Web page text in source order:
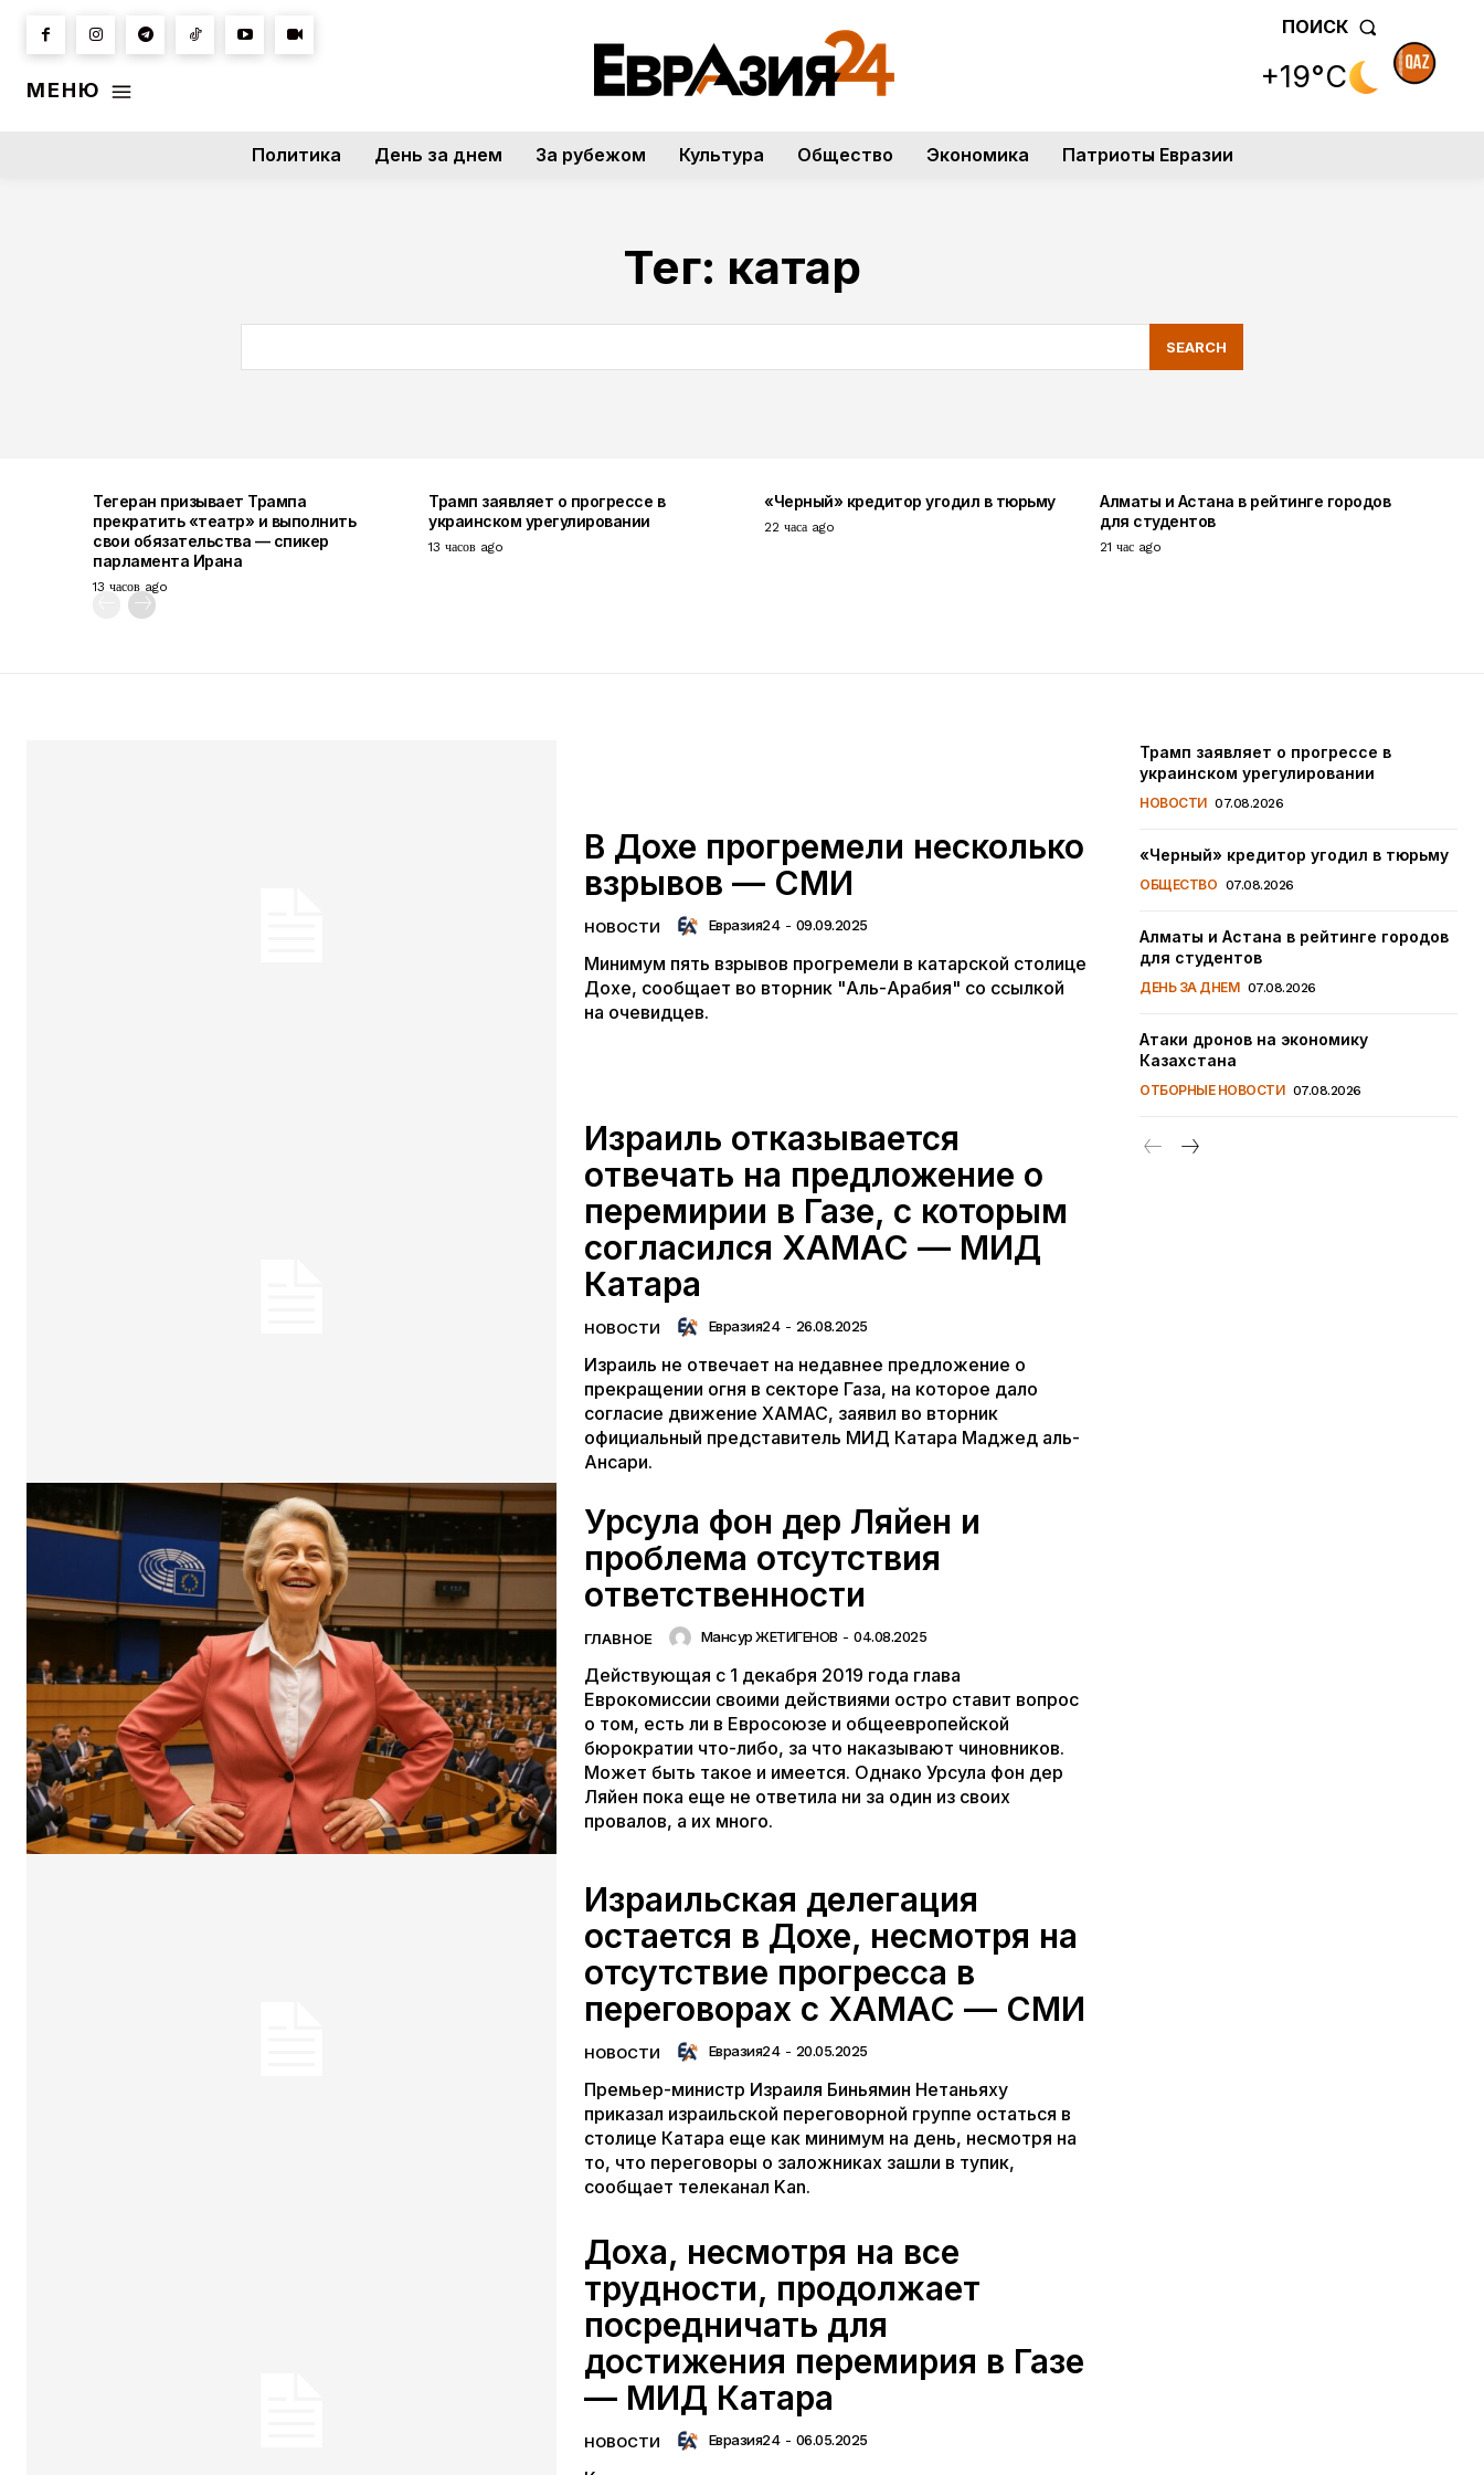
МЕНЮ
ПОИСК
+19°C
Политика День за днем За рубежом Культура Общество Экономика Патриоты Евразии
Тег: катар
SEARCH
Тегеран призывает Трампа
прекратить «театр» и выполнить
свои обязательства — спикер
парламента Ирана
13 часов ago
Трамп заявляет о прогрессе в
украинском урегулировании
13 часов ago
«Черный» кредитор угодил в тюрьму
22 часа ago
Алматы и Астана в рейтинге городов
для студентов
21 час ago
В Дохе прогремели несколько
взрывов — СМИ
НОВОСТИ Евразия24 - 09.09.2025
Минимум пять взрывов прогремели в катарской столице
Дохе, сообщает во вторник "Аль-Арабия" со ссылкой
на очевидцев.
Израиль отказывается
отвечать на предложение о
перемирии в Газе, с которым
согласился ХАМАС — МИД
Катара
НОВОСТИ Евразия24 - 26.08.2025
Израиль не отвечает на недавнее предложение о
прекращении огня в секторе Газа, на которое дало
согласие движение ХАМАС, заявил во вторник
официальный представитель МИД Катара Маджед аль-
Ансари.
Урсула фон дер Ляйен и
проблема отсутствия
ответственности
ГЛАВНОЕ Мансур ЖЕТИГЕНОВ - 04.08.2025
Действующая с 1 декабря 2019 года глава
Еврокомиссии своими действиями остро ставит вопрос
о том, есть ли в Евросоюзе и общеевропейской
бюрократии что-либо, за что наказывают чиновников.
Может быть такое и имеется. Однако Урсула фон дер
Ляйен пока еще не ответила ни за один из своих
провалов, а их много.
Израильская делегация
остается в Дохе, несмотря на
отсутствие прогресса в
переговорах с ХАМАС — СМИ
НОВОСТИ Евразия24 - 20.05.2025
Премьер-министр Израиля Биньямин Нетаньяху
приказал израильской переговорной группе остаться в
столице Катара еще как минимум на день, несмотря на
то, что переговоры о заложниках зашли в тупик,
сообщает телеканал Kan.
Доха, несмотря на все
трудности, продолжает
посредничать для
достижения перемирия в Газе
— МИД Катара
НОВОСТИ Евразия24 - 06.05.2025
Трамп заявляет о прогрессе в
украинском урегулировании
НОВОСТИ 07.08.2026
«Черный» кредитор угодил в тюрьму
ОБЩЕСТВО 07.08.2026
Алматы и Астана в рейтинге городов
для студентов
ДЕНЬ ЗА ДНЕМ 07.08.2026
Атаки дронов на экономику
Казахстана
ОТБОРНЫЕ НОВОСТИ 07.08.2026